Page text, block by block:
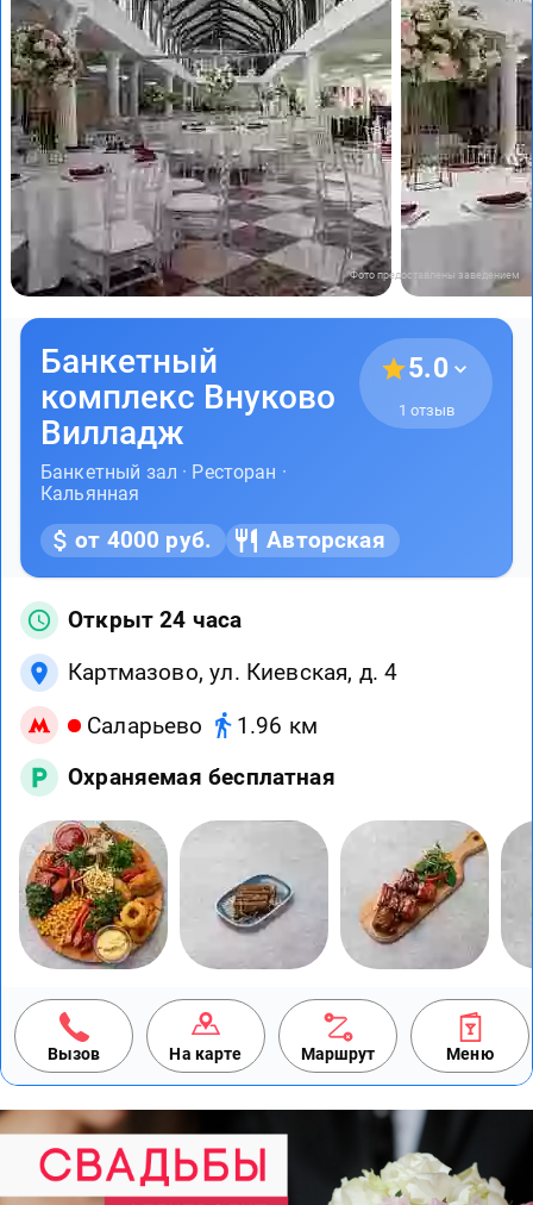
Фото предоставлены заведением
Банкетный
комплекс Внуково
Вилладж
Банкетный зал · Ресторан ·
Кальянная
5.0
1 отзыв
от 4000 руб. Авторская
Открыт 24 часа
Картмазово, ул. Киевская, д. 4
Саларьево
1.96 км
Охраняемая бесплатная
Вызов На карте Маршрут Меню